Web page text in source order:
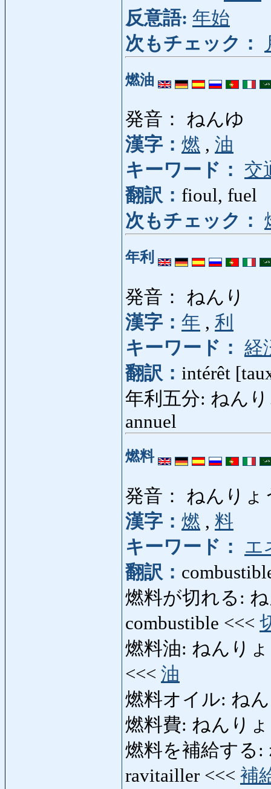
反意語: 年始
次もチェック：
燃油
発音： ねんゆ
漢字： 燃 , 油
キーワード：
交
翻訳： fioul, fuel
次もチェック：
年利
発音： ねんり
漢字： 年 , 利
キーワード： 経
翻訳： intérêt
年利五分: ねんり
annuel
燃料
発音： ねんりょ
漢字： 燃 , 料
キーワード：
エ
翻訳：
燃料が切れる:
combustible <<<
燃料油: ねんりょ
<<< 油
燃料オイル: ね
燃料費: ねんり
燃料を補給する:
ravitailler <<< 補